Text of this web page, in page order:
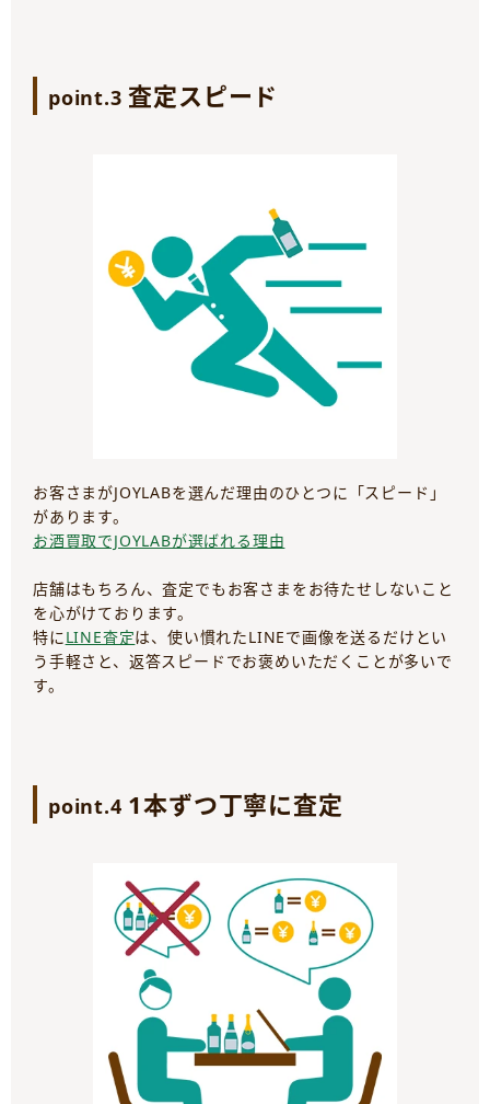
point.3査定スピード
お客さまがJOYLABを選んだ理由のひとつに「スピード」
があります。
お酒買取でJOYLABが選ばれる理由
店舗はもちろん、査定でもお客さまをお待たせしないこと
を心がけております。
特にLINE査定は、使い慣れたLINEで画像を送るだけとい
う手軽さと、返答スピードでお褒めいただくことが多いで
す。
point.4 1本ずつ丁寧に査定